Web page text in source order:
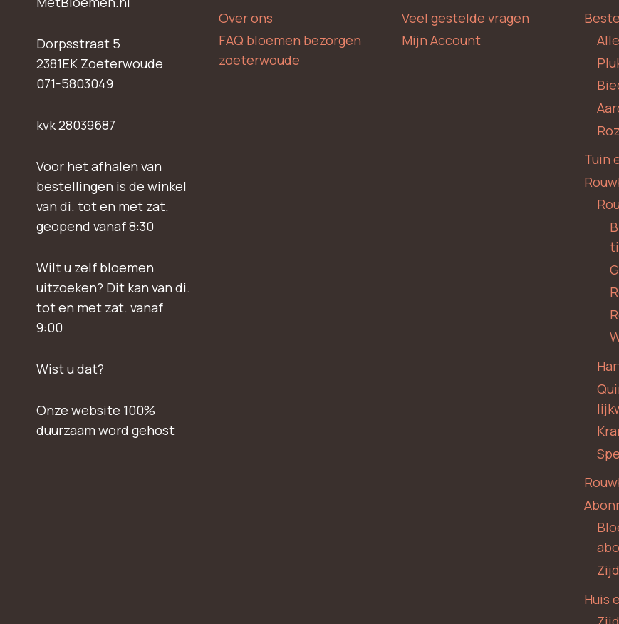
Dorpsstraat 5
2381EK Zoeterwoude
071-5803049
kvk 28039687
Voor het afhalen van
bestellingen is de winkel
van di. tot en met zat.
geopend vanaf 8:30
Wilt u zelf bloemen
uitzoeken? Dit kan van di.
tot en met zat. vanaf
9:00
Wist u dat?
Onze website 100%
duurzaam word gehost
Over ons
FAQ bloemen bezorgen
zoeterwoude
Veel gestelde vragen
Mijn Account
Tuin
Huis